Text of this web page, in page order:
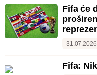
Fifa će
31.07.2026.
Fifa: